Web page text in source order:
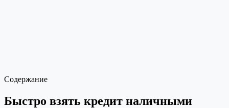
Содержание
Быстро взять кредит наличными